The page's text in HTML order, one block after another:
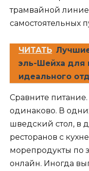
трамвайной
самостоятельных
ЧИТАТЬ
эль-Шейха для
идеального
Сравните
одинаково. В
шведский стол, в
ресторанов с
морепродукты по
онлайн. Иногда